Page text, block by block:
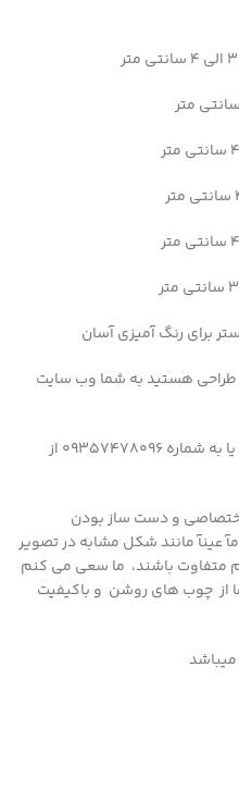
برای رنگ آمیزی آسان
طراحی هستید به شما وب سایت
برای اطلاعات بیشتر از طریق دایرکت و یا به شماره 09357478096 از
و دست ساز بودن
عینآ مانند شکل مشابه در تصویر
متفاوت باشند، ما سعی می کنم
از چوب های روشن و باکیفیت